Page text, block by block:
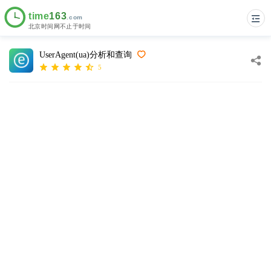
UserAgent(ua)分析和查询
5